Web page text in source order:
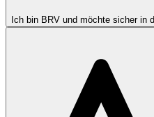
Ich bin BRV und möchte sicher in